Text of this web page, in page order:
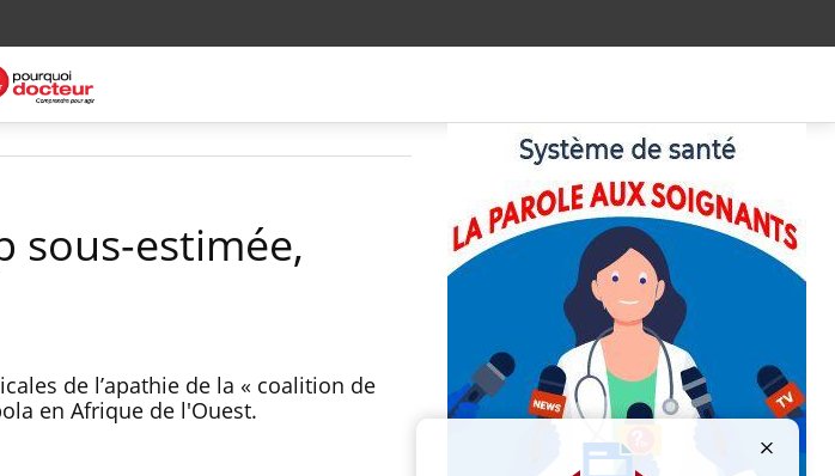
sous-estimée,
de l’apathie de la « coalition de
en Afrique de l'Ouest.